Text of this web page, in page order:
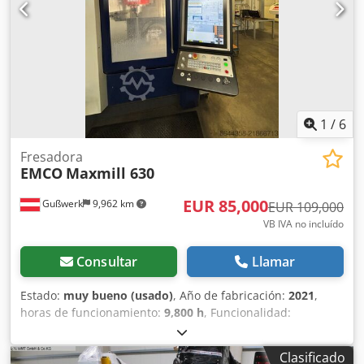
refrigeración en la base de la máquina - Armario protector
frontal y lateral con 3 puertas plegables. - Armario de
control adyacente (L x An = 600 x 430 mm) Requisitos de
espacio L x An x Al 1900 x 1700 x 1950 mm Peso 1700 kg
(máquina 1540 kg + armario eléctrico 160 kg) muy buen
1 / 6
Gußwerk 9,962 km
Fresadora
EMCO Maxmill 630
EUR 85,000EUR 109,000
VB IVA no incluído
Consultar Llamar
Estado: muy bueno (usado), Año de fabricación: 2021,
horas de funcionamiento: 9,800 h, Funcionalidad:
, longitud de avance eje X:
longitud de avance eje Y:460 mm, longitud de avance eje
Clasificado